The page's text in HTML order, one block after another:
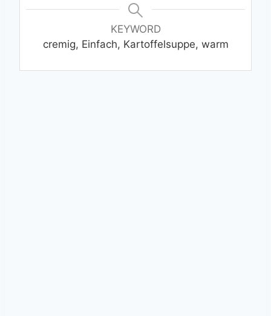
KEYWORD
cremig, Einfach, Kartoffelsuppe, warm